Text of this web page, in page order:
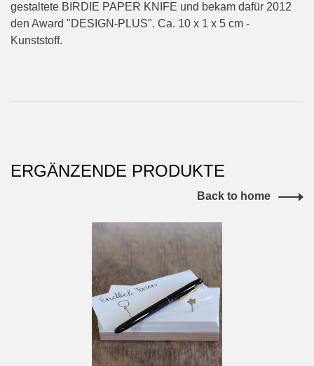
gestaltete BIRDIE PAPER KNIFE und bekam dafür 2012
den Award "DESIGN-PLUS". Ca. 10 x 1 x 5 cm -
Kunststoff.
ERGÄNZENDE PRODUKTE
Back to home